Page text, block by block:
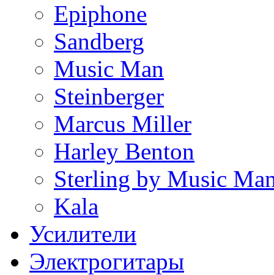
Epiphone
Sandberg
Music Man
Steinberger
Marcus Miller
Harley Benton
Sterling by Music
Kala
Усилители
Электрогитары